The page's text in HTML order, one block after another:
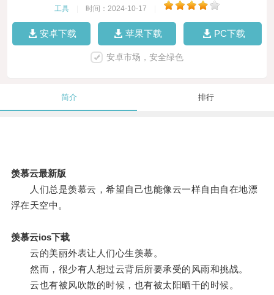
工具 时间：2024-10-17
安卓下载 苹果下载 PC下载
安卓市场，安全绿色
简介 排行
羡慕云最新版
人们总是羡慕云，希望自己也能像云一样自由自在地漂
浮在天空中。
羡慕云ios下载
云的美丽外表让人们心生羡慕。
然而，很少有人想过云背后所要承受的风雨和挑战。
云也有被风吹散的时候，也有被太阳晒干的时候。